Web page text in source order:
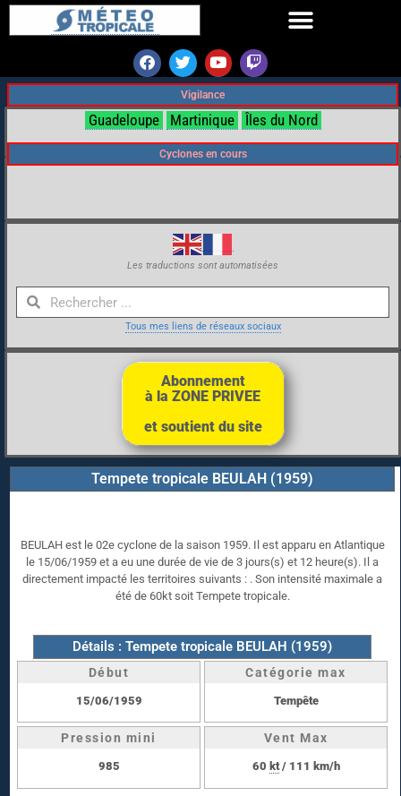
Vigilance
Guadeloupe Martinique Îles du Nord
Cyclones en cours
Les traductions sont automatisées
Tous mes liens de réseaux sociaux
Abonnement
à la ZONE PRIVEE
et soutient du site
Tempete tropicale BEULAH (1959)
BEULAH est le 02e cyclone de la saison 1959. Il est apparu en Atlantique
le 15/06/1959 et a eu une durée de vie de 3 jours(s) et 12 heure(s). Il a
directement impacté les territoires suivants : . Son intensité maximale a
été de 60kt soit Tempete tropicale.
Détails : Tempete tropicale BEULAH (1959)
Début
15/06/1959
Catégorie max
Tempête
Pression mini
985
Vent Max
60 kt/ 111 km/h